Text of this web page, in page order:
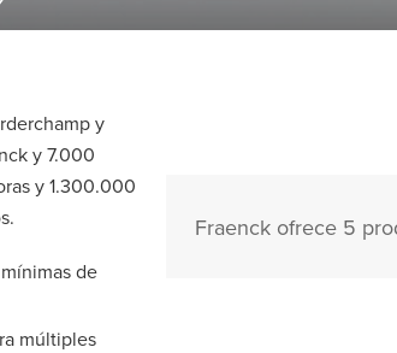
y
y 7.000
y 1.300.000
de
múltiples
Fraenck ofrece 5